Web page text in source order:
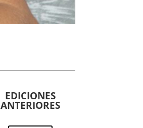
EDICIONES
ANTERIORES